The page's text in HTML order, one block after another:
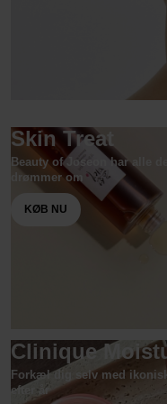
Skin Treat
Beauty of Joseon har alle
drømmer om
KØB NU
Clinique
Forkæl dig selv med
efter år